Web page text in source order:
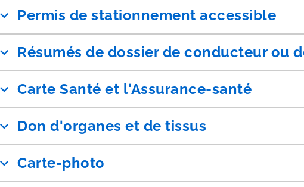
Permis de stationnement accessible
Résumés de dossier de conducteur ou
Carte Santé et l'Assurance-santé
Don d'organes et de tissus
Carte-photo